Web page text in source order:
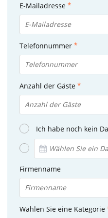
E-Mailadresse
Telefonnummer
Anzahl der Gäste
Ich habe noch kein
Firmenname
Wählen Sie eine Kategorie